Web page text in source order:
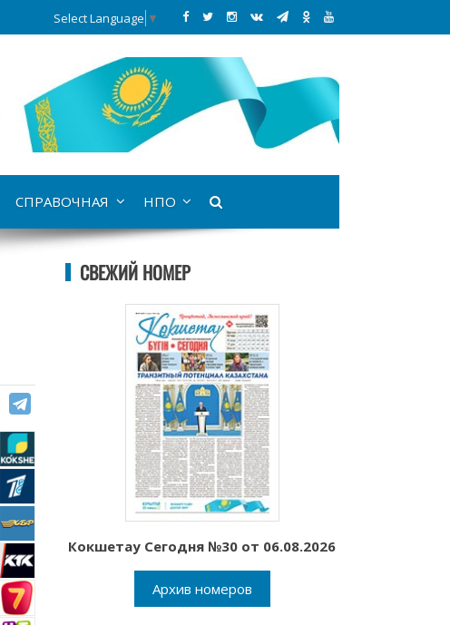
Select Language ▼
СПРАВОЧНАЯ НПО
СВЕЖИЙ НОМЕР
Кокшетау Сегодня №30 от 06.08.2026
Архив номеров